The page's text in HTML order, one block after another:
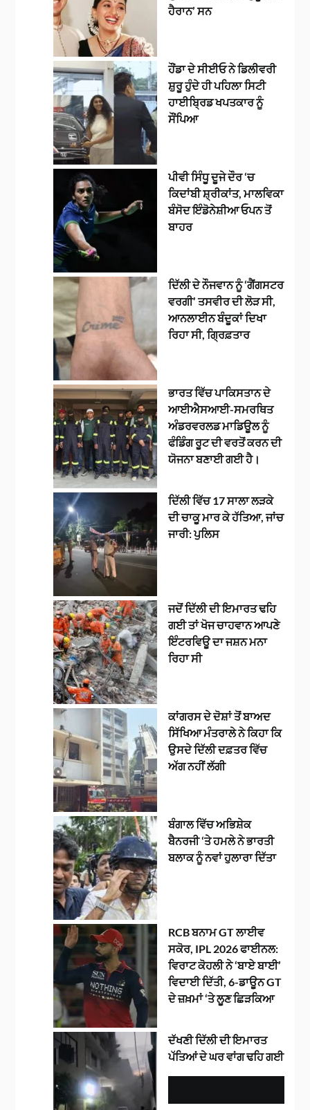
ਹੈਰਾਨ’ ਸਨ
ਹੌਂਡਾ ਦੇ ਸੀਈਓ ਨੇ ਡਿਲੀਵਰੀ
ਸ਼ੁਰੂ ਹੁੰਦੇ ਹੀ ਪਹਿਲਾ ਸਿਟੀ
ਹਾਈਬ੍ਰਿਡ ਖਪਤਕਾਰ ਨੂੰ
ਸੌਂਪਿਆ
ਪੀਵੀ ਸਿੰਧੂ ਦੂਜੇ ਦੌਰ ‘ਚ
ਕਿਦਾਂਬੀ ਸ਼੍ਰੀਕਾਂਤ, ਮਾਲਵਿਕਾ
ਬੰਸੋਦ ਇੰਡੋਨੇਸ਼ੀਆ ਓਪਨ ਤੋਂ
ਬਾਹਰ
ਦਿੱਲੀ ਦੇ ਨੌਜਵਾਨ ਨੂੰ ‘ਗੈਂਗਸਟਰ
ਵਰਗੀ’ ਤਸਵੀਰ ਦੀ ਲੋੜ ਸੀ,
ਆਨਲਾਈਨ ਬੰਦੂਕਾਂ ਦਿਖਾ
ਰਿਹਾ ਸੀ, ਗ੍ਰਿਫ਼ਤਾਰ
ਭਾਰਤ ਵਿੱਚ ਪਾਕਿਸਤਾਨ ਦੇ
ਆਈਐਸਆਈ-ਸਮਰਥਿਤ
ਅੰਡਰਵਰਲਡ ਮਾਡਿਊਲ ਨੂੰ
ਫੰਡਿੰਗ ਰੂਟ ਦੀ ਵਰਤੋਂ ਕਰਨ ਦੀ
ਯੋਜਨਾ ਬਣਾਈ ਗਈ ਹੈ।
ਦਿੱਲੀ ਵਿੱਚ 17 ਸਾਲਾ ਲੜਕੇ
ਦੀ ਚਾਕੂ ਮਾਰ ਕੇ ਹੱਤਿਆ, ਜਾਂਚ
ਜਾਰੀ: ਪੁਲਿਸ
ਜਦੋਂ ਦਿੱਲੀ ਦੀ ਇਮਾਰਤ ਢਹਿ
ਗਈ ਤਾਂ ਖੋਜ ਚਾਹਵਾਨ ਆਪਣੇ
ਇੰਟਰਵਿਊ ਦਾ ਜਸ਼ਨ ਮਨਾ
ਰਿਹਾ ਸੀ
ਕਾਂਗਰਸ ਦੇ ਦੋਸ਼ਾਂ ਤੋਂ ਬਾਅਦ
ਸਿੱਖਿਆ ਮੰਤਰਾਲੇ ਨੇ ਕਿਹਾ ਕਿ
ਉਸਦੇ ਦਿੱਲੀ ਦਫ਼ਤਰ ਵਿੱਚ
ਅੱਗ ਨਹੀਂ ਲੱਗੀ
ਬੰਗਾਲ ਵਿੱਚ ਅਭਿਸ਼ੇਕ
ਬੈਨਰਜੀ ‘ਤੇ ਹਮਲੇ ਨੇ ਭਾਰਤੀ
ਬਲਾਕ ਨੂੰ ਨਵਾਂ ਹੁਲਾਰਾ ਦਿੱਤਾ
RCB ਬਨਾਮ GT ਲਾਈਵ
ਸਕੋਰ, IPL 2026 ਫਾਈਨਲ:
ਵਿਰਾਟ ਕੋਹਲੀ ਨੇ ‘ਬਾਏ ਬਾਈ’
ਵਿਦਾਈ ਦਿੱਤੀ, 6-ਡਾਊਨ GT
ਦੇ ਜ਼ਖ਼ਮਾਂ ‘ਤੇ ਲੂਣ ਛਿੜਕਿਆ
ਦੱਖਣੀ ਦਿੱਲੀ ਦੀ ਇਮਾਰਤ
ਪੱਤਿਆਂ ਦੇ ਘਰ ਵਾਂਗ ਢਹਿ ਗਈ